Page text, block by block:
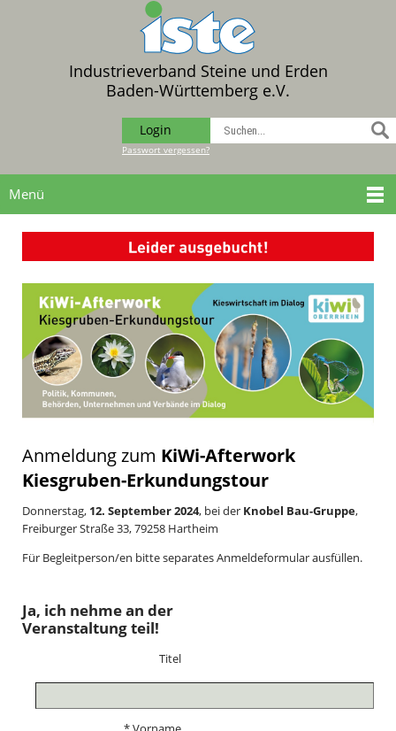
Industrieverband Steine und Erden
Baden-Württemberg e.V.
Login
Passwort vergessen?
Menü
Anmeldung zum KiWi-Afterwork
Kiesgruben-Erkundungstour
Donnerstag, 12. September 2024, bei der Knobel Bau-Gruppe,
Freiburger Straße 33, 79258 Hartheim
Für Begleitperson/en bitte separates Anmeldeformular ausfüllen.
Ja, ich nehme an der
Veranstaltung teil!
Titel